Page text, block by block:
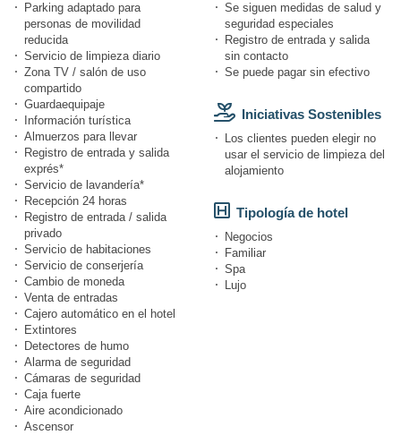
Parking adaptado para
personas de movilidad
reducida
Servicio de limpieza diario
Zona TV / salón de uso
compartido
Guardaequipaje
Información turística
Almuerzos para llevar
Registro de entrada y salida
exprés*
Servicio de lavandería*
Recepción 24 horas
Registro de entrada / salida
privado
Servicio de habitaciones
Servicio de conserjería
Cambio de moneda
Venta de entradas
Cajero automático en el hotel
Extintores
Detectores de humo
Alarma de seguridad
Cámaras de seguridad
Caja fuerte
Aire acondicionado
Ascensor
Se siguen medidas de salud y
seguridad especiales
Registro de entrada y salida
sin contacto
Se puede pagar sin efectivo
Iniciativas Sostenibles
Los clientes pueden elegir no
usar el servicio de limpieza del
alojamiento
Tipología de hotel
Negocios
Familiar
Spa
Lujo